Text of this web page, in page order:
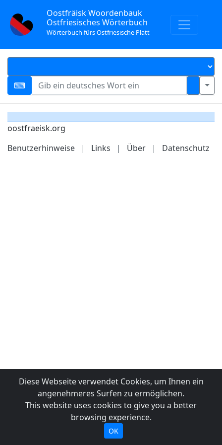
Oostfräisk Woordenbauk
Ostfriesisches Wörterbuch
Wörterbuch fürs Ostfriesische Platt
oostfraeisk.org
Benutzerhinweise
| Links | Über | Datenschutz
Diese Webseite verwendet Cookies, um Ihnen ein
angenehmeres Surfen zu ermöglichen.
This website uses cookies to give you a better
browsing experience.
OK